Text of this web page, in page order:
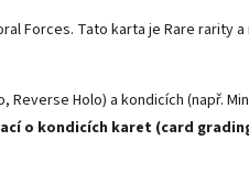
Forces. Tato karta je Rare rarity a
Reverse Holo) a kondicích (např.
o kondicích karet (card